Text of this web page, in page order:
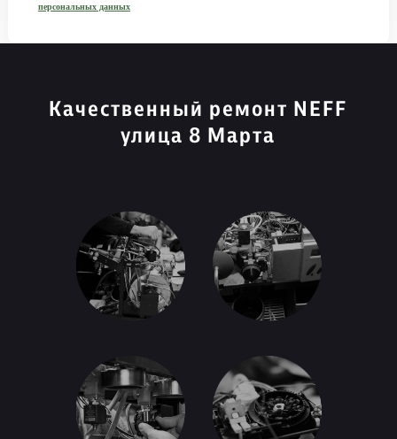
персональных данных
Качественный ремонт NEFF
улица 8 Марта